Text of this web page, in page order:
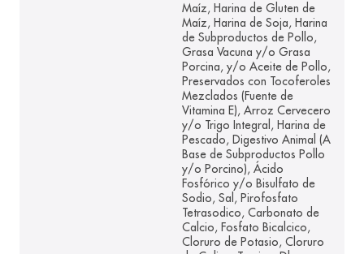
Maíz, Harina de Gluten de
Maíz, Harina de Soja, Harina
de Subproductos de Pollo,
Grasa Vacuna y/o Grasa
Porcina, y/o Aceite de Pollo,
Preservados con Tocoferoles
Mezclados (Fuente de
Vitamina E), Arroz Cervecero
y/o Trigo Integral, Harina de
Pescado, Digestivo Animal (A
Base de Subproductos Pollo
y/o Porcino), Ácido
Fosfórico y/o Bisulfato de
Sodio, Sal, Pirofosfato
Tetrasodico, Carbonato de
Calcio, Fosfato Bicalcico,
Cloruro de Potasio, Cloruro